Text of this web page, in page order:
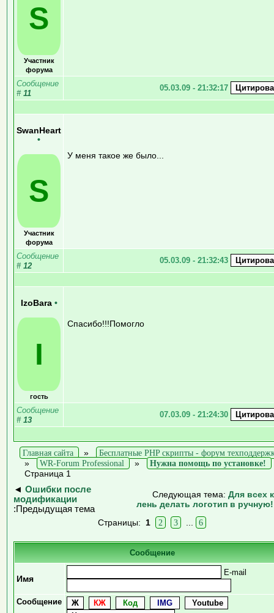
S
Участник
форума
Сообщение
# 11
05.03.09 - 21:32:17
SwanHeart
•
S
Участник
форума
У меня такое же было...
Сообщение
# 12
05.03.09 - 21:32:43
IzoBara •
I
гость
Спасибо!!!Помогло
Сообщение
# 13
07.03.09 - 21:24:30
Главная сайта »
Бесплатные PHP скрипты - форум
»
WR-Forum Professional » Нужна помощь по установке!
Страница 1
◄ Ошибки после
модификации
:Предыдущая тема
Следующая тема: Для всех
лень делать логотип в
Страницы: 1 2 3 6
Сообщение
Имя
E-mail
Сообщение